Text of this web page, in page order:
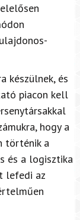
készülnek, és
piacon kell
hogy a
történik a
és a logisztika
lefedi az